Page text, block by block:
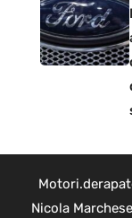
Nicola